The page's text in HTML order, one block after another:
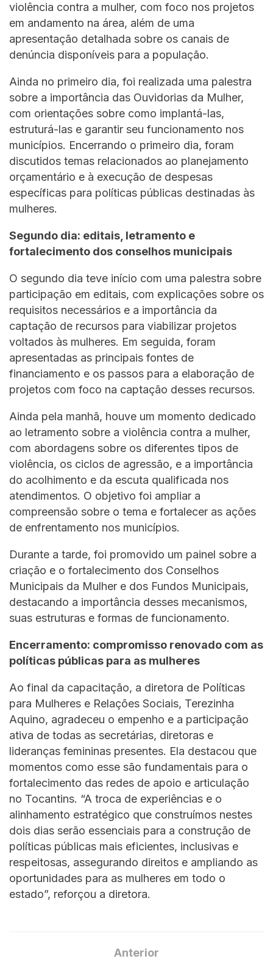
violência contra a mulher, com foco nos projetos
em andamento na área, além de uma
apresentação detalhada sobre os canais de
denúncia disponíveis para a população.
Ainda no primeiro dia, foi realizada uma palestra
sobre a importância das Ouvidorias da Mulher,
com orientações sobre como implantá-las,
estruturá-las e garantir seu funcionamento nos
municípios. Encerrando o primeiro dia, foram
discutidos temas relacionados ao planejamento
orçamentário e à execução de despesas
específicas para políticas públicas destinadas às
mulheres.
Segundo dia: editais, letramento e
fortalecimento dos conselhos municipais
O segundo dia teve início com uma palestra sobre
participação em editais, com explicações sobre os
requisitos necessários e a importância da
captação de recursos para viabilizar projetos
voltados às mulheres. Em seguida, foram
apresentadas as principais fontes de
financiamento e os passos para a elaboração de
projetos com foco na captação desses recursos.
Ainda pela manhã, houve um momento dedicado
ao letramento sobre a violência contra a mulher,
com abordagens sobre os diferentes tipos de
violência, os ciclos de agressão, e a importância
do acolhimento e da escuta qualificada nos
atendimentos. O objetivo foi ampliar a
compreensão sobre o tema e fortalecer as ações
de enfrentamento nos municípios.
Durante a tarde, foi promovido um painel sobre a
criação e o fortalecimento dos Conselhos
Municipais da Mulher e dos Fundos Municipais,
destacando a importância desses mecanismos,
suas estruturas e formas de funcionamento.
Encerramento: compromisso renovado com as
políticas públicas para as mulheres
Ao final da capacitação, a diretora de Políticas
para Mulheres e Relações Sociais, Terezinha
Aquino, agradeceu o empenho e a participação
ativa de todas as secretárias, diretoras e
lideranças femininas presentes. Ela destacou que
momentos como esse são fundamentais para o
fortalecimento das redes de apoio e articulação
no Tocantins. “A troca de experiências e o
alinhamento estratégico que construímos nestes
dois dias serão essenciais para a construção de
políticas públicas mais eficientes, inclusivas e
respeitosas, assegurando direitos e ampliando as
oportunidades para as mulheres em todo o
estado”, reforçou a diretora.
Anterior